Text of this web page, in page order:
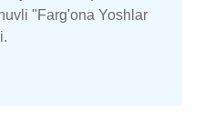
"Farg'ona Yoshlar